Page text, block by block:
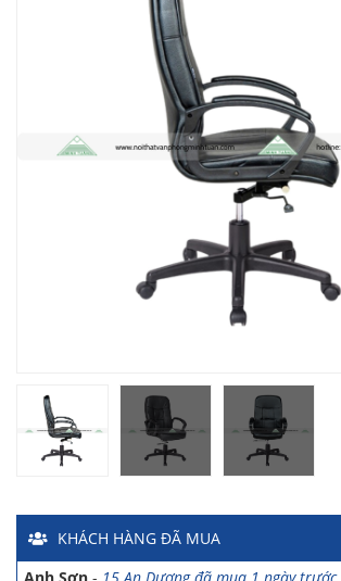
KHÁCH HÀNG ĐÃ MUA
Chị Hồng Anh
46 Tăng Bạt Hổ đã mua 2 giờ
Anh Quang
51 Ngô Quyền đã mua 4 giờ
Chị Nghi
47 Mai Hắc Đế đã mua 5 giờ trước
Yên Viên - Đông Anh đã mua 2
Chị Mai
-
Khu biệt thự Vincom Đường Hoa
trước